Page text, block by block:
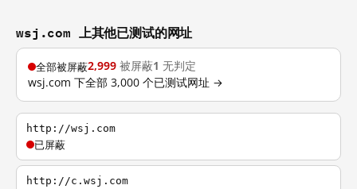
wsj.com 上其他已测试的网址
全部被屏蔽2,999 被屏蔽1 无判定
wsj.com 下全部 3,000 个已测试网址 →
http://wsj.com
已屏蔽
http://c.wsj.com